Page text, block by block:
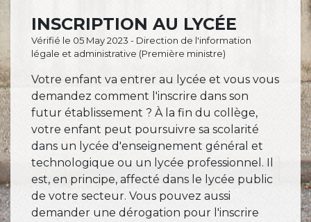
INSCRIPTION AU LYCÉE
Vérifié le 05 May 2023 - Direction de l'information
légale et administrative (Première ministre)
Votre enfant va entrer au lycée et vous vous
demandez comment l'inscrire dans son
futur établissement ? À la fin du collège,
votre enfant peut poursuivre sa scolarité
dans un lycée d'enseignement général et
technologique ou un lycée professionnel. Il
est, en principe, affecté dans le lycée public
de votre secteur. Vous pouvez aussi
demander une dérogation pour l'inscrire